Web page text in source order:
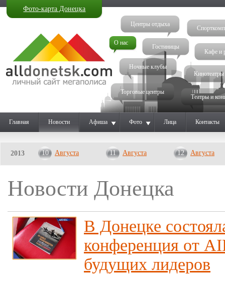
Фото-карта Донецка
О нас
Ночные клубы
Гостиницы
Кинотеатры
Кафе и
Театры и
Центры отдыха
Торговые центры
Главная Новости Афиша Фото Лица Контакты
2013 10 Августа 11 Августа 12 Августа
Новости Донецка
В Донецке
конференция от
будущих лидеров